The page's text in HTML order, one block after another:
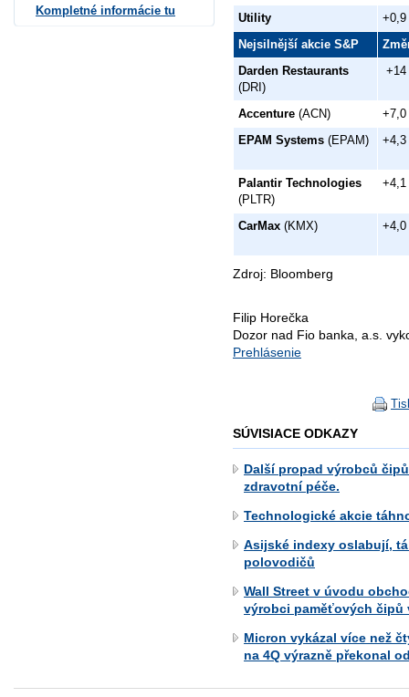
Utility
+0,9
Nejsilnější akcie S&P
Darden Restaurants
(DRI)
+14
Accenture (ACN)
+7,0
EPAM Systems (EPAM) +4,3
Palantir Technologies
(PLTR)
+4,1
CarMax (KMX) +4,0
Zdroj: Bloomberg
Filip Horečka
Dozor nad Fio banka, a.s.
Prehlásenie
SÚVISIACE ODKAZY
Další propad výrobců
zdravotní péče.
Technologické akcie
Asijské indexy oslabují,
polovodičů
Wall Street v úvodu
výrobci paměťových čipů
Micron vykázal více než
na 4Q výrazně překonal
Kompletné informácie tu